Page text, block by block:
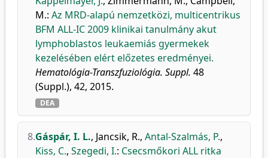
M.: Az MRD-alapú nemzetközi, multicentrikus
BFM ALL-IC 2009 klinikai tanulmány akut
lymphoblastos leukaemiás gyermekek
kezelésében elért előzetes eredményei.
Hematológia-Transzfuziológia. Suppl. 48
(Suppl.), 42, 2015.
DEA
8.Gáspár, I. L., Jancsik, R., Antal-Szalmás, P.,
Kiss, C., Szegedi, I.: Csecsmőkori ALL ritka